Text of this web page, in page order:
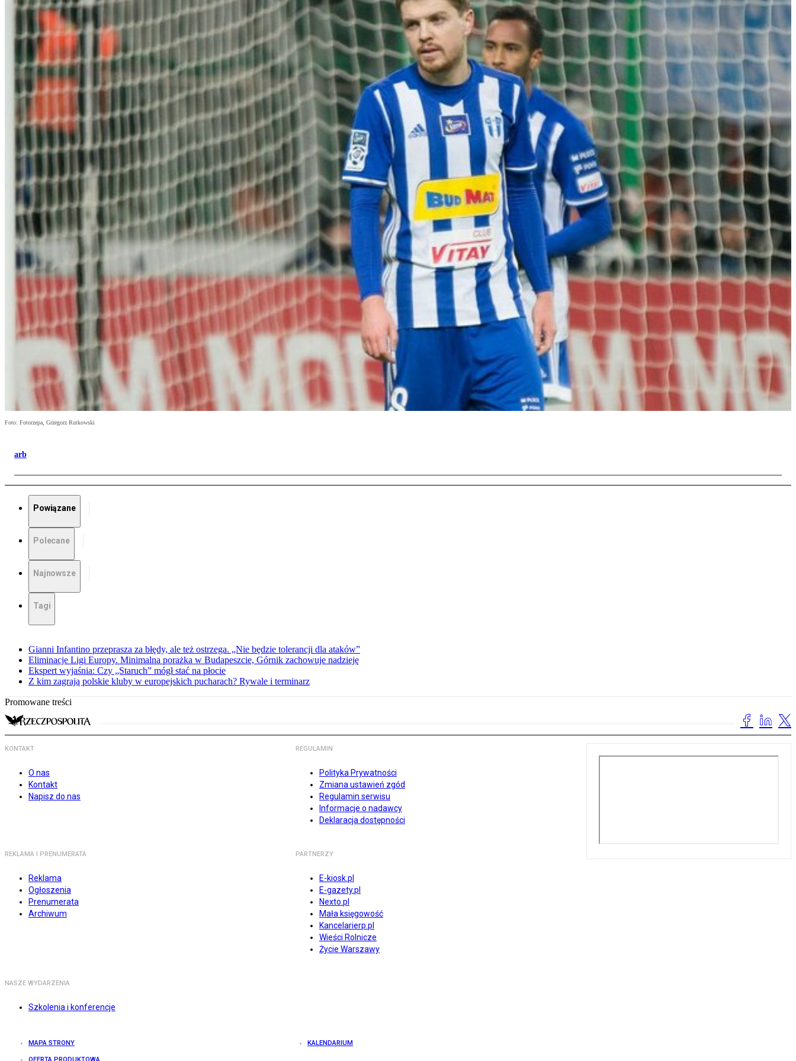
Foto: Fotorzepa, Grzegorz Rutkowski
arb
Powiązane
Polecane
Najnowsze
Tagi
Gianni Infantino przeprasza za błędy, ale też ostrzega. „Nie będzie tolerancji dla ataków”
Eliminacje Ligi Europy. Minimalna porażka w Budapeszcie, Górnik zachowuje nadzieję
Ekspert wyjaśnia: Czy „Staruch” mógł stać na płocie
Z kim zagrają polskie kluby w europejskich pucharach? Rywale i terminarz
Promowane treści
KONTAKT
O nas
Kontakt
Napisz do nas
REGULAMIN
Polityka Prywatności
Zmiana ustawień zgód
Regulamin serwisu
Informacje o nadawcy
Deklaracja dostępności
REKLAMA I PRENUMERATA
Reklama
Ogłoszenia
Prenumerata
Archiwum
PARTNERZY
E-kiosk.pl
E-gazety.pl
Nexto.pl
Mała księgowość
Kancelarierp.pl
Wieści Rolnicze
Życie Warszawy
NASZE WYDARZENIA
Szkolenia i konferencje
MAPA STRONY KALENDARIUM